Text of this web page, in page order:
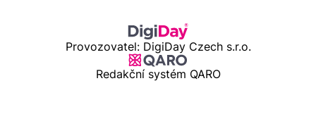
Provozovatel: DigiDay Czech s.r.o.
Redakční systém QARO